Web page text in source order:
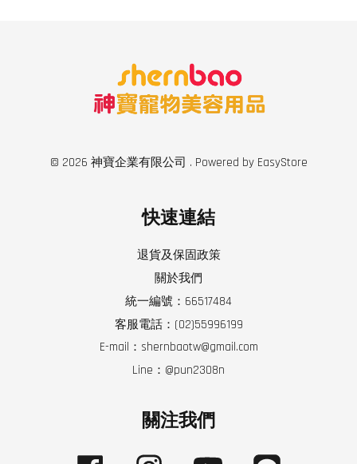
© 2026 神寶企業有限公司 . Powered by EasyStore
快速連結
退貨及保固政策
關於我們
統一編號：66517484
客服電話：(02)55996199
E-mail：shernbaotw@gmail.com
Line：@pun2308n
關注我們
Facebook Instagram YouTube